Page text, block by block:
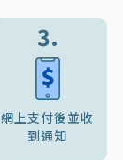
3.
網上支付後並收
到通知